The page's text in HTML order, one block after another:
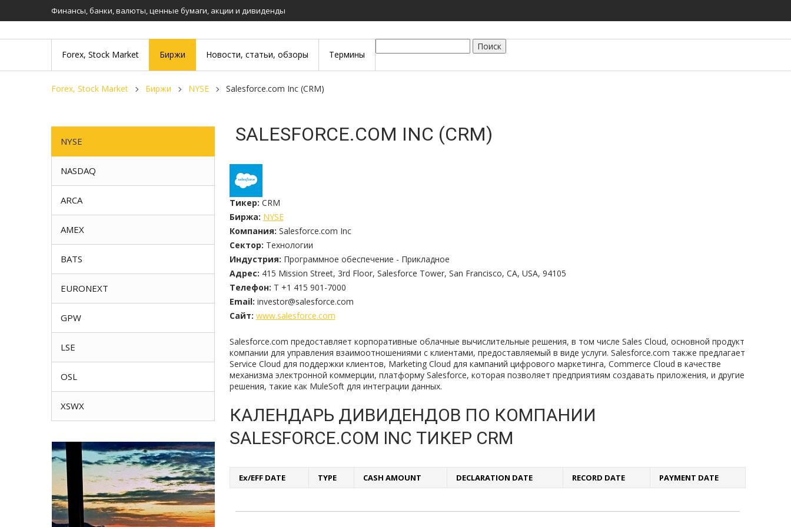
Финансы, банки, валюты, ценные бумаги, акции и дивиденды
Forex, Stock Market Биржи Новости, статьи, обзоры Термины
Поиск
Forex, Stock Market Биржи NYSE Salesforce.com Inc (CRM)
SALESFORCE.COM INC (CRM)
Тикер: CRM
Биржа: NYSE
Компания: Salesforce.com Inc
Сектор: Технологии
Индустрия: Программное обеспечение - Прикладное
Адрес: 415 Mission Street, 3rd Floor, Salesforce Tower, San Francisco, CA, USA, 94105
Телефон: T +1 415 901-7000
Email: investor@salesforce.com
Сайт: www.salesforce.com
Salesforce.com предоставляет корпоративные облачные вычислительные решения, в том числе Sales Cloud, основной продукт
компании для управления взаимоотношениями с клиентами, предоставляемый в виде услуги. Salesforce.com также предлагает
Service Cloud для поддержки клиентов, Marketing Cloud для кампаний цифрового маркетинга, Commerce Cloud в качестве
механизма электронной коммерции, платформу Salesforce, которая позволяет предприятиям создавать приложения, и другие
решения, такие как MuleSoft для интеграции данных.
КАЛЕНДАРЬ ДИВИДЕНДОВ ПО КОМПАНИИ
SALESFORCE.COM INC ТИКЕР CRM
Ex/EFF DATE TYPE CASH AMOUNT DECLARATION DATE RECORD DATE PAYMENT DATE
NYSE
NASDAQ
ARCA
AMEX
BATS
EURONEXT
GPW
LSE
OSL
XSWX